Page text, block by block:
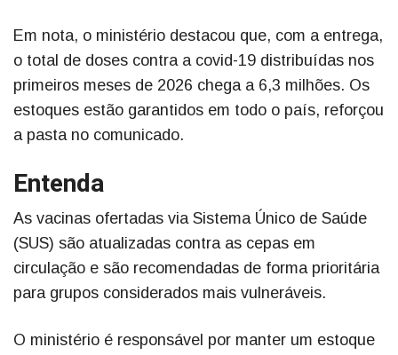
Em nota, o ministério destacou que, com a entrega,
o total de doses contra a covid-19 distribuídas nos
primeiros meses de 2026 chega a 6,3 milhões. Os
estoques estão garantidos em todo o país, reforçou
a pasta no comunicado.
Entenda
As vacinas ofertadas via Sistema Único de Saúde
(SUS) são atualizadas contra as cepas em
circulação e são recomendadas de forma prioritária
para grupos considerados mais vulneráveis.
O ministério é responsável por manter um estoque